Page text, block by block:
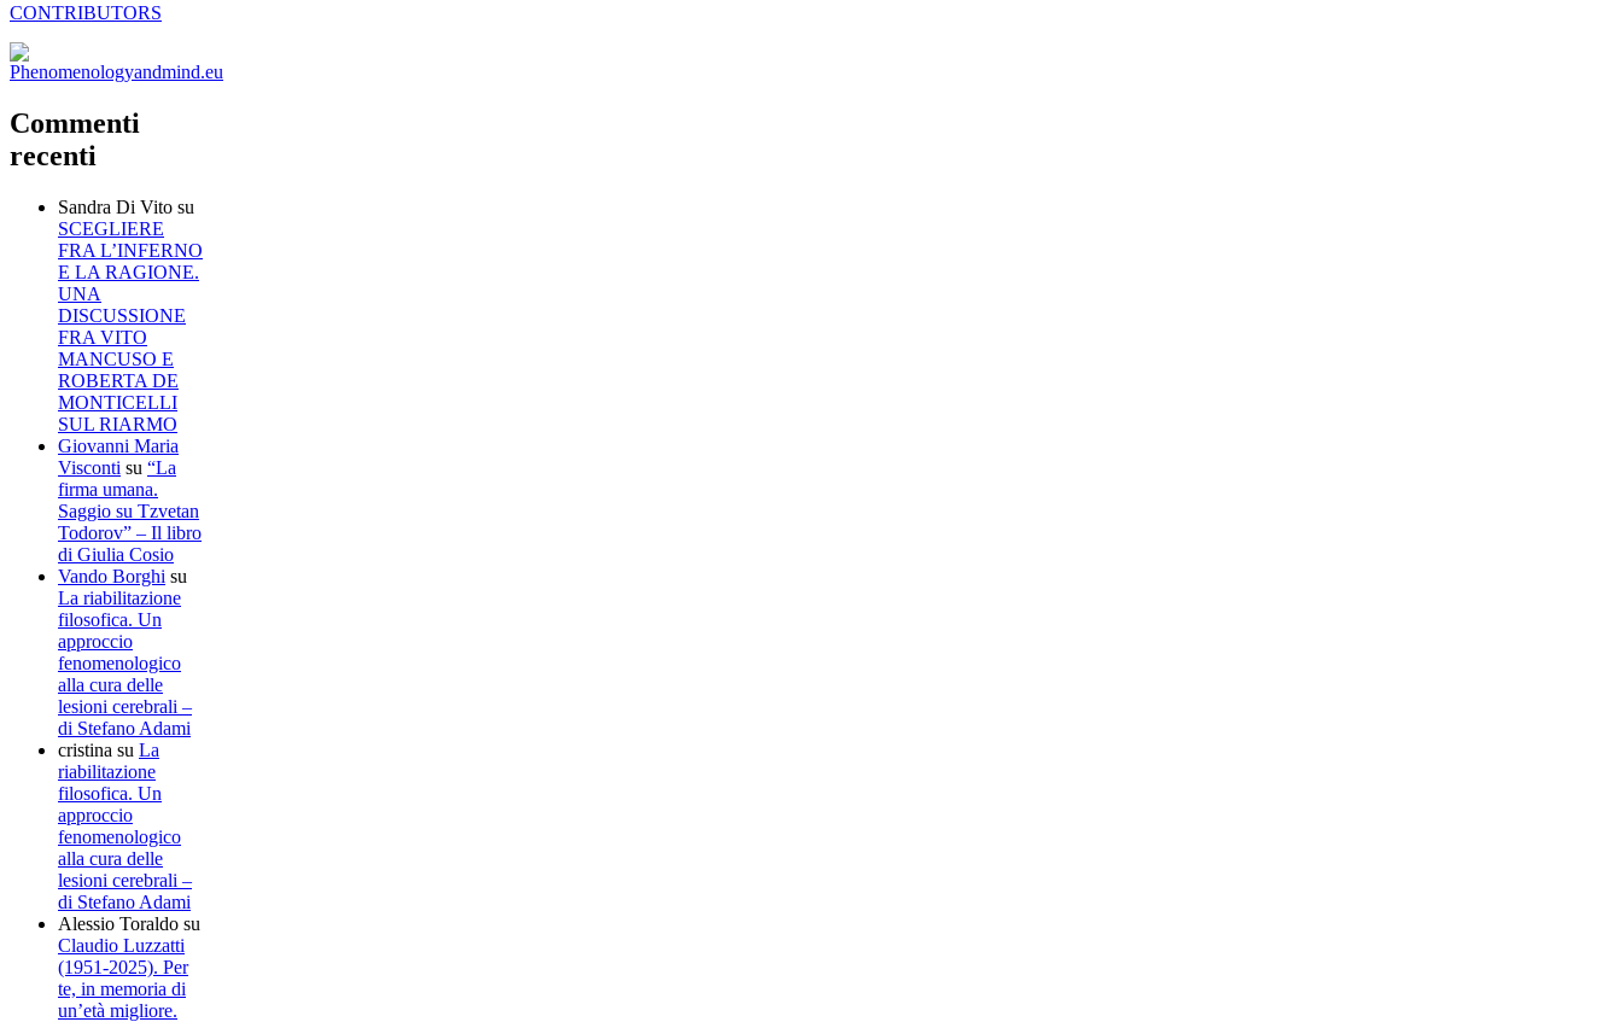
CONTRIBUTORS
Commenti
recenti
Sandra Di Vito su
SCEGLIERE
FRA L’INFERNO
E LA RAGIONE.
UNA
DISCUSSIONE
FRA VITO
MANCUSO E
ROBERTA DE
MONTICELLI
SUL RIARMO
Giovanni Maria
Visconti su “La
firma umana.
Saggio su Tzvetan
Todorov” – Il libro
di Giulia Cosio
Vando Borghi su
La riabilitazione
filosofica. Un
approccio
fenomenologico
alla cura delle
lesioni cerebrali –
di Stefano Adami
cristina su La
riabilitazione
filosofica. Un
approccio
fenomenologico
alla cura delle
lesioni cerebrali –
di Stefano Adami
Alessio Toraldo su
Claudio Luzzatti
(1951-2025). Per
te, in memoria di
un’età migliore.